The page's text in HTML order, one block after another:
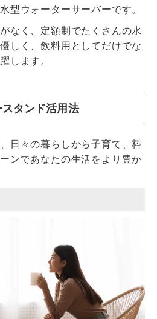
型ウォーターサーバーです。
なく、定額制でたくさんの水
しく、飲料用としてだけでな
します。
タンド活用法
日々の暮らしから子育て、料
ンであなたの生活をより豊か